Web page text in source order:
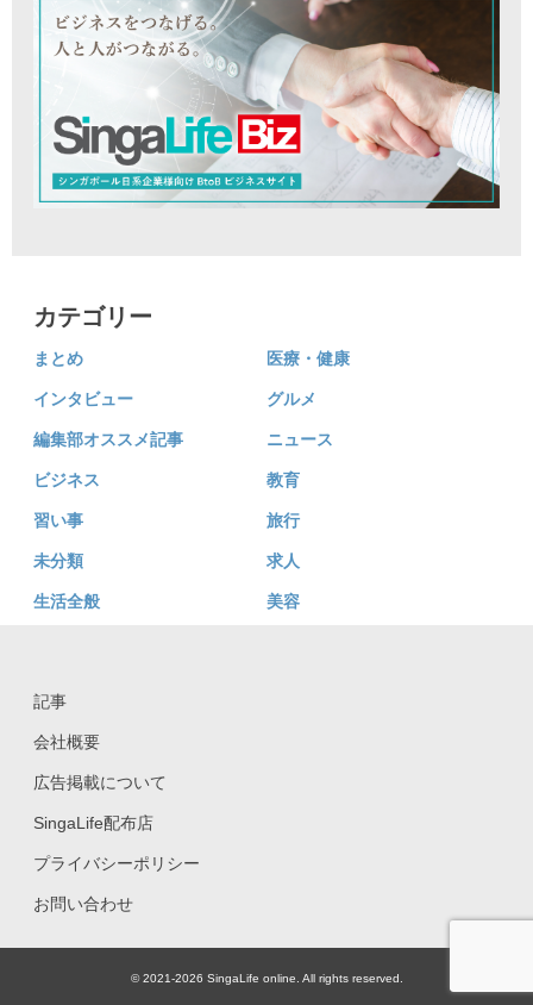
カテゴリー
まとめ 医療・健康
インタビュー グルメ
編集部オススメ記事 ニュース
ビジネス 教育
習い事 旅行
未分類 求人
生活全般 美容
記事
会社概要
広告掲載について
SingaLife配布店
プライバシーポリシー
お問い合わせ
© 2021-2026 SingaLife online. All rights reserved.